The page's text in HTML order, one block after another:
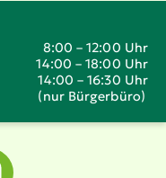
8:00 – 12:00 Uhr
14:00 – 18:00 Uhr
14:00 – 16:30 Uhr
(nur Bürgerbüro)